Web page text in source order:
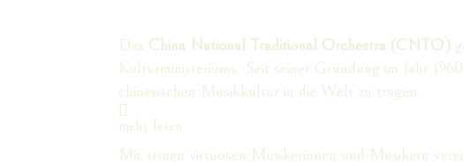
Das China National Traditional Orchestra (CNTO)
Kulturministeriums. Seit seiner Gründung im Jahr
chinesischen Musikkultur in die Welt zu tragen.
mehr lesen
Mit seinen virtuosen Musikerinnen und Musikern